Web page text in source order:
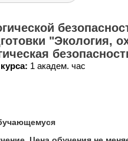
"Экология,
1 академ. час